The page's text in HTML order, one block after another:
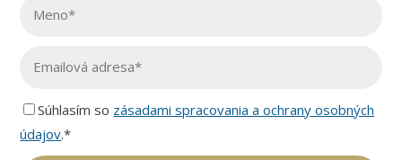
Súhlasím so zásadami spracovania a ochrany osobných
údajov.*